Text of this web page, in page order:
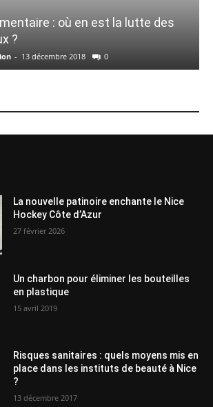
: où en est la lutte des
?
- 13 décembre 2018 0
La nouvelle patinoire enchante le Nice
Hockey Côte d’Azur
27 février 2026
Un charbon pour éliminer les bouteilles
en plastique
15 avril 2019
Risques sanitaires : quels moyens mis en
place dans les instituts de beauté à Nice
?
13 décembre 2017